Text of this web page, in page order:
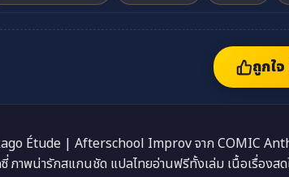
ถูกใ
Étude | Afterschool Improv จาก COMIC
ภาพน่ารักสแกนชัด แปลไทยอ่านฟรีทั้งเล่ม เนื้อเรื่องส